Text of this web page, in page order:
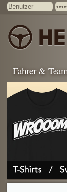
Fahrer &